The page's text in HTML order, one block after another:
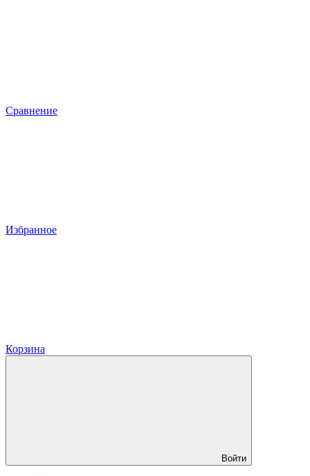
Сравнение
Избранное
Корзина
Войти